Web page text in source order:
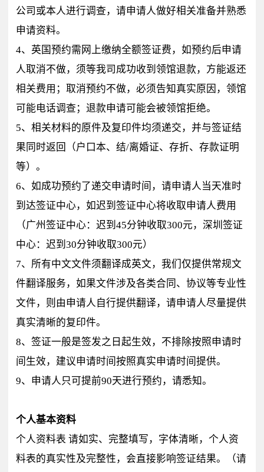
公司或本人进行调查，请申请人做好相关准备并熟悉
申请资料。
4、英国预约需网上缴纳全额签证费，如预约后申请
人取消不做，须等我司成功收到领馆退款，方能返还
相关费用；取消预约不做，必须告知真实原因，领馆
可能电话调查；退款申请可能会被领馆拒绝。
5、相关材料的原件及复印件均须递交，并与签证结
果同时返回（户口本、结/离婚证、存折、存款证明
等）。
6、如成功预约了递交申请时间，请申请人当天准时
到达签证中心，如迟到签证中心将收取申请人费用
（广州签证中心：迟到45分钟收取300元，深圳签证
中心：迟到30分钟收取300元）
7、所有中文文件须翻译成英文，我们仅提供常规文
件翻译服务，如果文件涉及各类合同、协议等专业性
文件，则由申请人自行提供翻译，请申请人尽量提供
真实清晰的复印件。
8、签证一般是签发之日起生效，不排除按照申请时
间生效，建议申请时间按照真实申请时间提供。
9、申请人只可提前90天进行预约，请悉知。
个人基本资料
个人资料表 请如实、完整填写，字体清晰，个人资
料表的真实性及完整性，会直接影响签证结果。（请